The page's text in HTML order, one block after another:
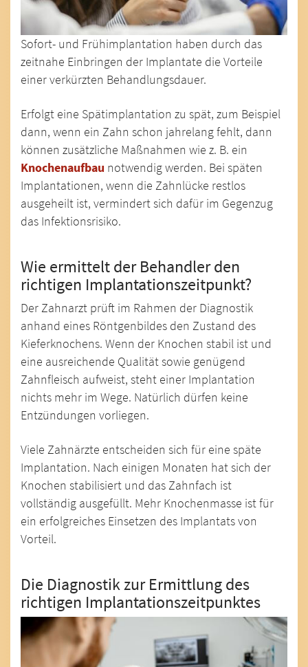
Sofort- und Frühimplantation haben durch das
zeitnahe Einbringen der Implantate die Vorteile
einer verkürzten Behandlungsdauer.
Erfolgt eine Spätimplantation zu spät, zum Beispiel
dann, wenn ein Zahn schon jahrelang fehlt, dann
können zusätzliche Maßnahmen wie z. B. ein
Knochenaufbau notwendig werden. Bei späten
Implantationen, wenn die Zahnlücke restlos
ausgeheilt ist, vermindert sich dafür im Gegenzug
das Infektionsrisiko.
Wie ermittelt der Behandler den
richtigen Implantationszeitpunkt?
Der Zahnarzt prüft im Rahmen der Diagnostik
anhand eines Röntgenbildes den Zustand des
Kieferknochens. Wenn der Knochen stabil ist und
eine ausreichende Qualität sowie genügend
Zahnfleisch aufweist, steht einer Implantation
nichts mehr im Wege. Natürlich dürfen keine
Entzündungen vorliegen.
Viele Zahnärzte entscheiden sich für eine späte
Implantation. Nach einigen Monaten hat sich der
Knochen stabilisiert und das Zahnfach ist
vollständig ausgefüllt. Mehr Knochenmasse ist für
ein erfolgreiches Einsetzen des Implantats von
Vorteil.
Die Diagnostik zur Ermittlung des
richtigen Implantationszeitpunktes